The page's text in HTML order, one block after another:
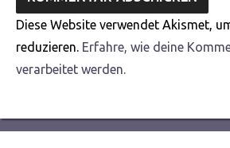
Diese Website verwendet Akismet,
reduzieren. Erfahre, wie deine
verarbeitet werden.